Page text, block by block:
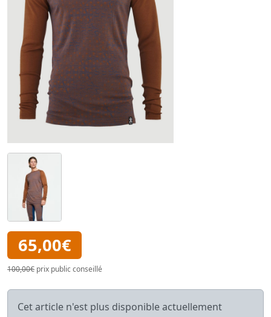
65,00€
100,00€ prix public conseillé
Cet article n'est plus disponible actuellement